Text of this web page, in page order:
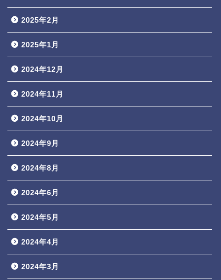
2025年2月
2025年1月
2024年12月
2024年11月
2024年10月
2024年9月
2024年8月
2024年6月
2024年5月
2024年4月
2024年3月